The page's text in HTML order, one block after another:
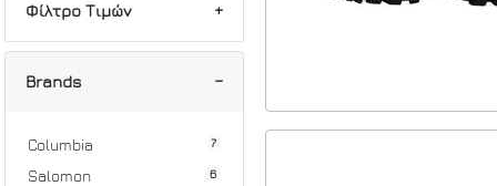
Φίλτρο Τιμών
Min
Brands
Columbia 7
Salomon 6